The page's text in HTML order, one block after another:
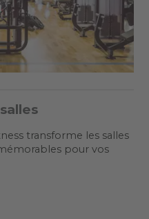
transforme les salles
pour vos